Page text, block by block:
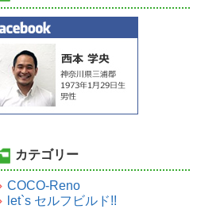
カテゴリー
COCO-Reno
let`s セルフビルド!!